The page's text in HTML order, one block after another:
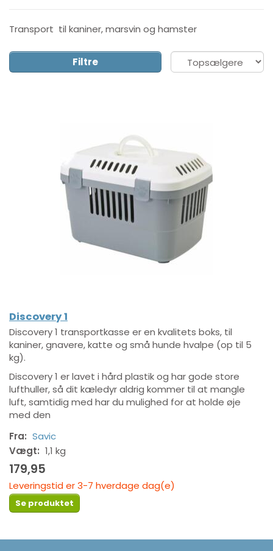
Transport til kaniner, marsvin og hamster
Filtre
Discovery 1
Discovery 1 transportkasse er en kvalitets boks, til
kaniner, gnavere, katte og små hunde hvalpe (op til 5
kg).
Discovery 1 er lavet i hård plastik og har gode store
lufthuller, så dit kæledyr aldrig kommer til at mangle
luft, samtidig med har du mulighed for at holde øje
med den
Fra: Savic
Vægt: 1,1 kg
179,95
Leveringstid er 3-7 hverdage dag(e)
Se produktet